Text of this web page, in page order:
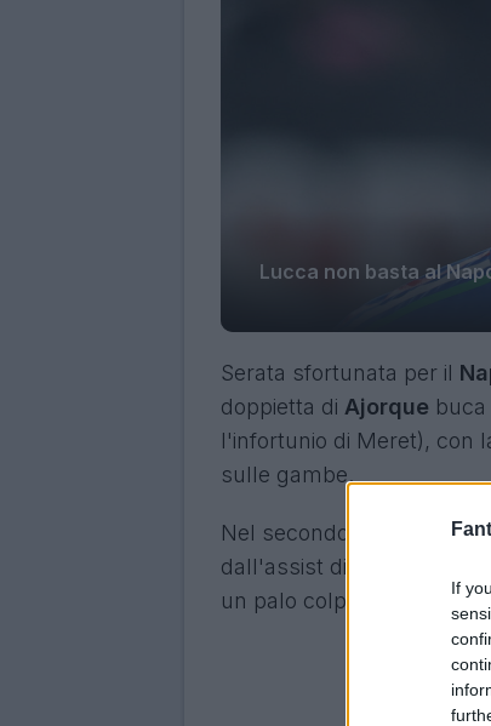
If
Lucca non basta al
Serata sfortunata per il
doppietta di Ajorque buca
l'infortunio di Meret), con
sulle gambe.
Nel secondo tempo, gli
dall'assist di
un palo colpito nella